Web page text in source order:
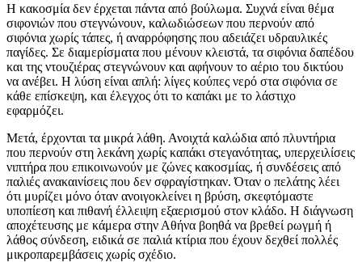
Η κακοσμία δεν έρχεται πάντα από βούλωμα. Συχνά είναι θέμα
σιφονιών που στεγνώνουν, καλωδιώσεων που περνούν από
σιφόνια χωρίς τάπες, ή αναρρόφησης που αδειάζει υδραυλικές
παγίδες. Σε διαμερίσματα που μένουν κλειστά, τα σιφόνια δαπέδου
και της ντουζιέρας στεγνώνουν και αφήνουν το αέριο του δικτύου
να ανέβει. Η λύση είναι απλή: λίγες κούπες νερό στα σιφόνια σε
κάθε επίσκεψη, και έλεγχος ότι το καπάκι με το λάστιχο
εφαρμόζει.
Μετά, έρχονται τα μικρά λάθη. Ανοιχτά καλώδια από πλυντήρια
που περνούν στη λεκάνη χωρίς καπάκι στεγανότητας, υπερχειλίσεις
νιπτήρα που επικοινωνούν με ζώνες κακοσμίας, ή συνδέσεις από
παλιές ανακαινίσεις που δεν σφραγίστηκαν. Όταν ο πελάτης λέει
ότι μυρίζει μόνο όταν ανοιγοκλείνει η βρύση, σκεφτόμαστε
υποπίεση και πιθανή έλλειψη εξαερισμού στον κλάδο. Η διάγνωση
αποχέτευσης με κάμερα στην Αθήνα βοηθά να βρεθεί ρωγμή ή
λάθος σύνδεση, ειδικά σε παλιά κτίρια που έχουν δεχθεί πολλές
μικροπαρεμβάσεις χωρίς σχέδιο.